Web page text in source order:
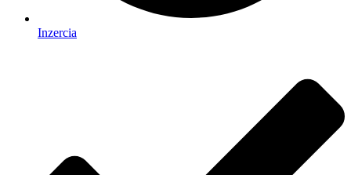
Inzercia